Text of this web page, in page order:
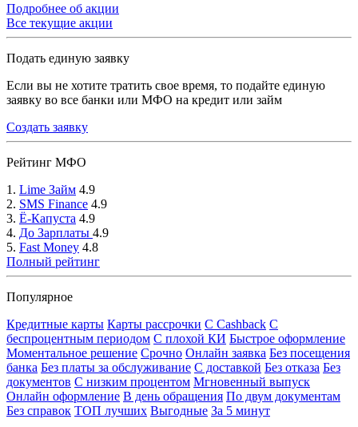
Подробнее об акции
Все текущие акции
Подать единую заявку
Если вы не хотите тратить свое время, то подайте единую
заявку во все банки или МФО на кредит или займ
Создать заявку
Рейтинг МФО
1. Lime Займ 4.9
2. SMS Finance 4.9
3. Ё-Капуста 4.9
4. До Зарплаты 4.9
5. Fast Money 4.8
Полный рейтинг
Популярное
Кредитные карты Карты рассрочки C Cashback С
беспроцентным периодом С плохой КИ Быстрое оформление
Моментальное решение Срочно Онлайн заявка Без посещения
банка Без платы за обслуживание С доставкой Без отказа Без
документов С низким процентом Мгновенный выпуск
Онлайн оформление В день обращения По двум документам
Без справок ТОП лучших Выгодные За 5 минут